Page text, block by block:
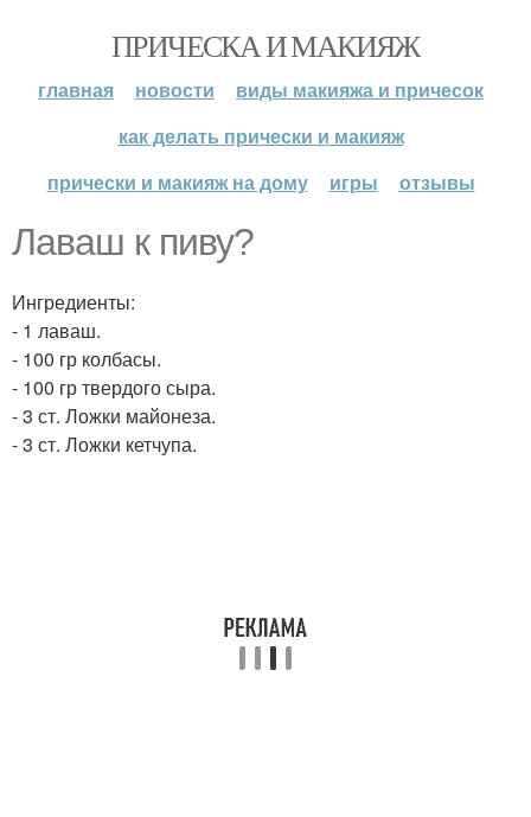
ПРИЧЕСКА И МАКИЯЖ
главная новости
виды макияжа и причесок
как делать прически и макияж
прически и макияж на дому
игры отзывы
Лаваш к пиву?
Ингредиенты:
- 1 лаваш.
- 100 гр колбасы.
- 100 гр твердого сыра.
- 3 ст. Ложки майонеза.
- 3 ст. Ложки кетчупа.